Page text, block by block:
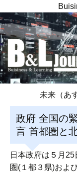
未来（あ
政府 全国の
言 首都圏と
日本政府は５月
圏(１都３県)およ